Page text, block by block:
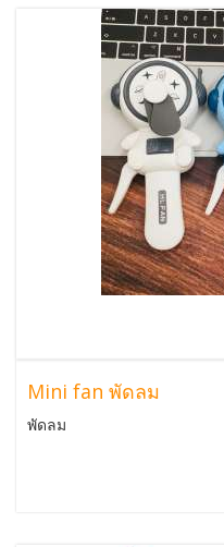
Mini fan พัดลม
พัดลม